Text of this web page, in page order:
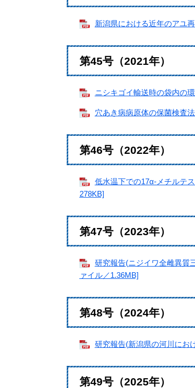
新潟県における近年のアユ
第45号（2021年）
ニシキゴイ輸送時の袋内の
穴あき病病原体の保菌検査
第46号（2022年）
低水温下での17α-メチルテ
278KB]
第47号（2023年）
研究報告(ニジイワ全雌異質
ァイル／1.36MB]
第48号（2024年）
研究報告(新潟県の河川にお
第49号（2025年）